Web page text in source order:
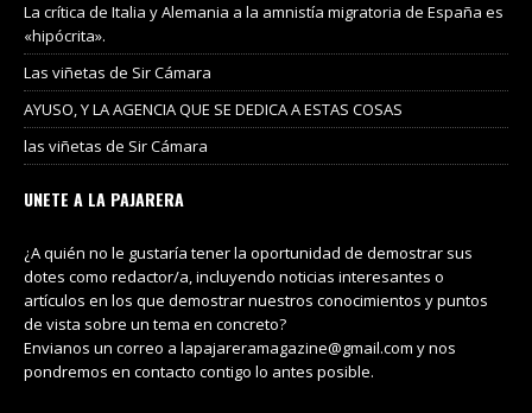
La crítica de Italia y Alemania a la amnistía migratoria de España es
«hipócrita».
Las viñetas de Sir Cámara
AYUSO, Y LA AGENCIA QUE SE DEDICA A ESTAS COSAS
las viñetas de Sir Cámara
UNETE A LA PAJARERA
¿A quién no le gustaría tener la oportunidad de demostrar sus
dotes como redactor/a, incluyendo noticias interesantes o
artículos en los que demostrar nuestros conocimientos y puntos
de vista sobre un tema en concreto?
Envianos un correo a lapajareramagazine@gmail.com y nos
pondremos en contacto contigo lo antes posible.